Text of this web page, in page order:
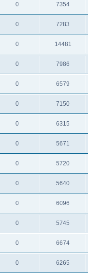
0 7354
0 7283
0 14481
0 7986
0 6579
0 7150
0 6315
0 5671
0 5720
0 5640
0 6096
0 5745
0 6674
0 6265